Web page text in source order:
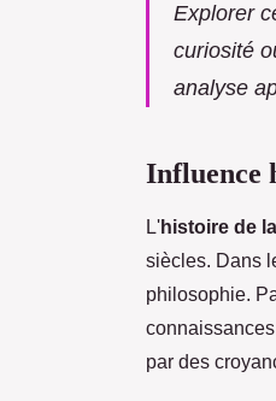
Explorer
curiosité
analyse
Influence
L'histoire de
siècles. Dans
philosophie.
par des